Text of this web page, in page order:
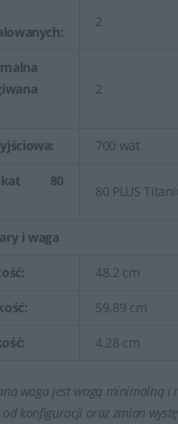
2
2
700 wat
80
80 PLUS
i waga
48.2 cm
59.89 cm
4.28 cm
waga jest wagą minimalną i
od konfiguracji oraz zmian